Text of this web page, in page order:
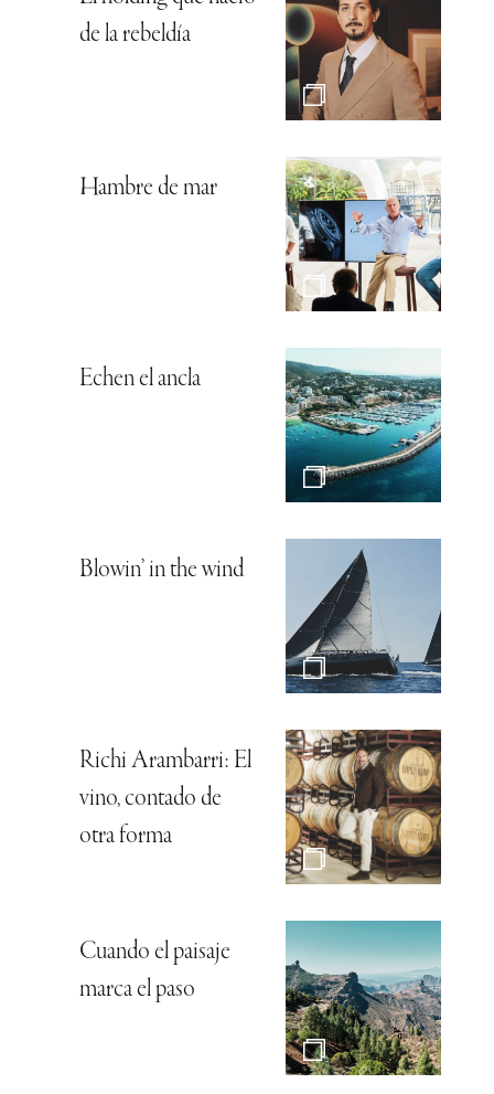
de la rebeldía
Hambre de mar
Echen el ancla
Blowin’ in the wind
Richi Arambarri: El
vino, contado de
otra forma
Cuando el paisaje
marca el paso